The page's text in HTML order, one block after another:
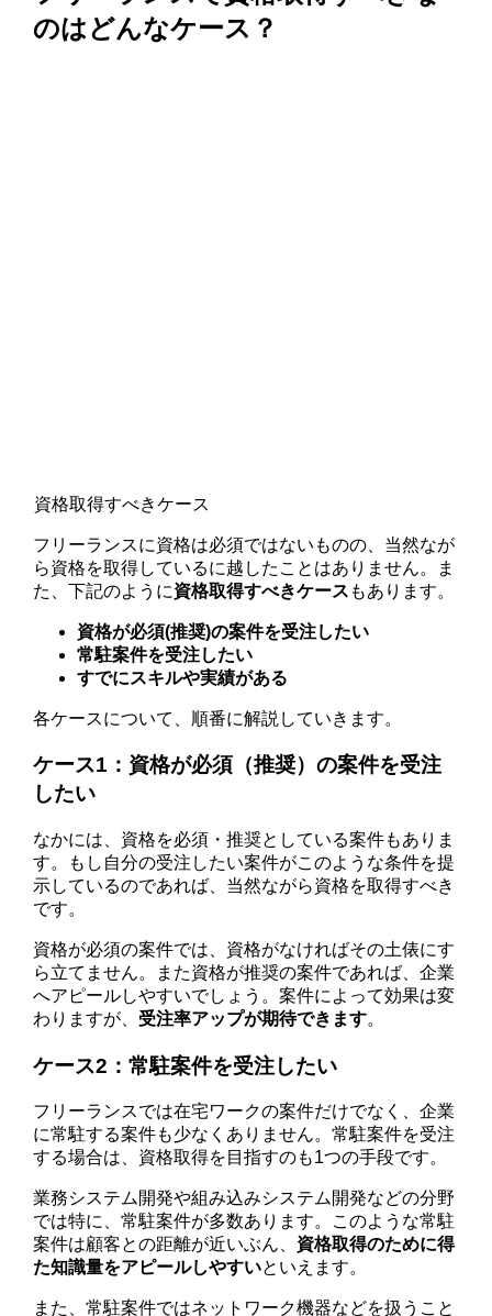
のはどんなケース？
資格取得すべきケース
フリーランスに資格は必須ではないものの、当然なが
ら資格を取得しているに越したことはありません。ま
た、下記のように資格取得すべきケース もあります。
資格が必須(推奨)の案件を受注したい
常駐案件を受注したい
すでにスキルや実績がある
各ケースについて、順番に解説していきます。
ケース1：資格が必須（推奨）の案件を受注
したい
なかには、資格を必須・推奨としている案件もありま
す。もし自分の受注したい案件がこのような条件を提
示しているのであれば、当然ながら資格を取得すべき
です。
資格が必須の案件では、資格がなければその土俵にす
ら立てません。また資格が推奨の案件であれば、企業
へアピールしやすいでしょう。案件によって効果は変
わりますが、 受注率アップが期待できます。
ケース2：常駐案件を受注したい
フリーランスでは在宅ワークの案件だけでなく、企業
に常駐する案件も少なくありません。常駐案件を受注
する場合は、資格取得を目指すのも1つの手段です。
業務システム開発や組み込みシステム開発などの分野
では特に、常駐案件が多数あります。このような常駐
案件は顧客との距離が近いぶん、 資格取得のために得
た知識量をアピールしやすいといえます。
また、常駐案件ではネットワーク機器などを扱うこと